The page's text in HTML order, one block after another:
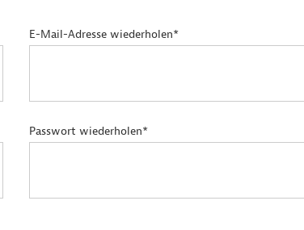
E-Mail-Adresse wiederholen*
Passwort wiederholen*